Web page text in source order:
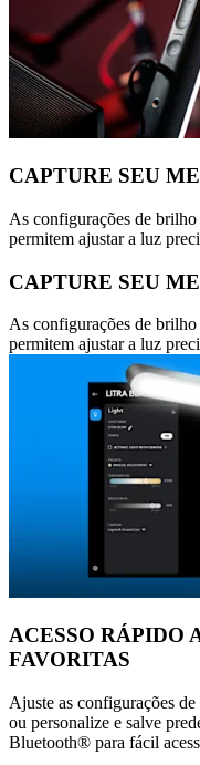
CAPTURE SEU
As configurações de
permitem ajustar a luz
CAPTURE SEU
As configurações de
permitem ajustar a luz
ACESSO RÁPIDO
FAVORITAS
Ajuste as configurações
ou personalize e salve
Bluetooth® para fácil